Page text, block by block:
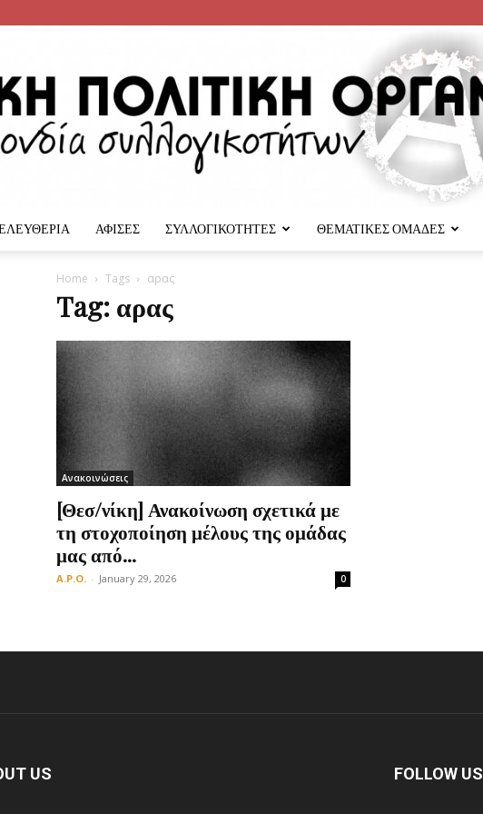
Πολιτική
Οργάνωση
ΑΦΙΣΕΣ ΣΥΛΛΟΓΙΚΟΤΗΤΕΣ ΘΕΜΑΤΙΚΕΣ ΟΜΑΔΕΣ
Home Tags αρας
Tag: αρας
Ανακοινώσεις
[Θεσ/νίκη] Ανακοίνωση σχετικά με
τη στοχοποίηση μέλους της ομάδας
μας από...
A.P.O. - January 29, 2026 0
US FOLLOW US